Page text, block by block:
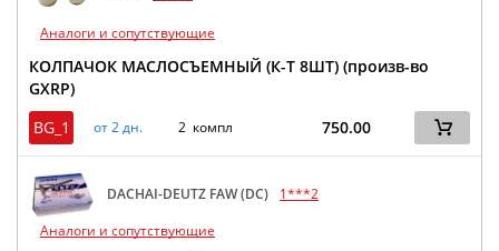
Аналоги и сопутствующие
КОЛПАЧОК МАСЛОСЪЕМНЫЙ (К-Т 8ШТ) (произв-во
GXRP)
BG_1
от 2 дн. 2 компл 750.00
DACHAI-DEUTZ FAW (DC)
1***2
Аналоги и сопутствующие